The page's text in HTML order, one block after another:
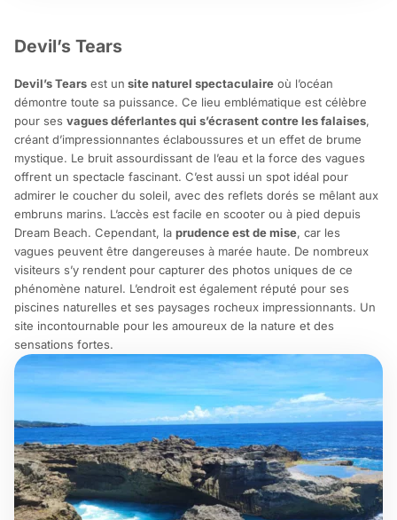
Devil’s Tears
Devil’s Tears est un site naturel spectaculaire où l’océan
démontre toute sa puissance. Ce lieu emblématique est célèbre
pour ses vagues déferlantes qui s’écrasent contre les falaises,
créant d’impressionnantes éclaboussures et un effet de brume
mystique. Le bruit assourdissant de l’eau et la force des vagues
offrent un spectacle fascinant. C’est aussi un spot idéal pour
admirer le coucher du soleil, avec des reflets dorés se mêlant aux
embruns marins. L’accès est facile en scooter ou à pied depuis
Dream Beach. Cependant, la prudence est de mise, car les
vagues peuvent être dangereuses à marée haute. De nombreux
visiteurs s’y rendent pour capturer des photos uniques de ce
phénomène naturel. L’endroit est également réputé pour ses
piscines naturelles et ses paysages rocheux impressionnants. Un
site incontournable pour les amoureux de la nature et des
sensations fortes.